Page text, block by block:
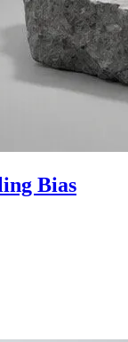
Bias